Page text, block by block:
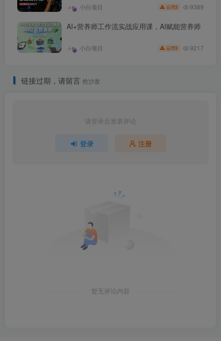
小白项目 云币3 9389
AI+营养师工作流实战应用课，AI赋能营养师
小白项目 云币3 9217
链接过期，请留言 抢沙发
请登录后发表评论
登录 注册
暂无评论内容